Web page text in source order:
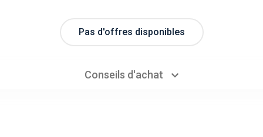
Pas d'offres disponibles
Conseils d'achat